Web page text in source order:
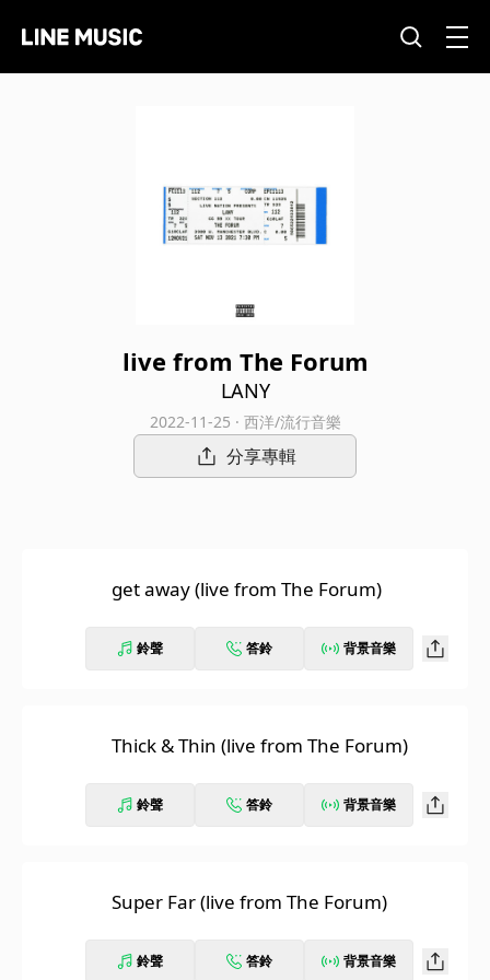
live from The Forum
LANY
2022-11-25 · 西洋/流行音樂
分享專輯
get away (live from The Forum)
鈴聲 答鈴 背景音樂
Thick & Thin (live from The Forum)
鈴聲 答鈴 背景音樂
Super Far (live from The Forum)
鈴聲 答鈴 背景音樂